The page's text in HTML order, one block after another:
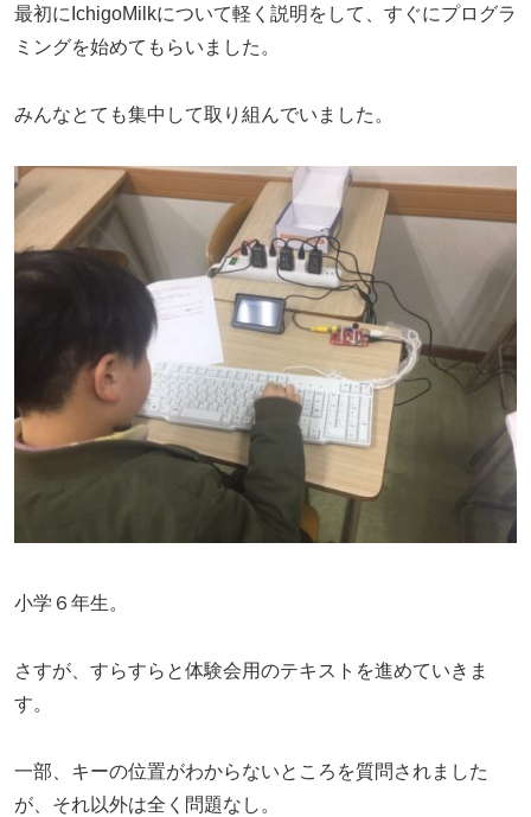
最初にIchigoMilkについて軽く説明をして、すぐにプログラ
ミングを始めてもらいました。
みんなとても集中して取り組んでいました。
小学６年生。
さすが、すらすらと体験会用のテキストを進めていきま
す。
一部、キーの位置がわからないところを質問されました
が、それ以外は全く問題なし。